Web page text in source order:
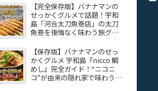
【完全保存版】バナナマンの
せっかくグルメで話題！宇和
島「河合太刀魚巻店」の太刀
魚巻を後悔なく味わう旅グル
【保存版】バナナマンのせっ
かくグルメ 宇和島『nicco 鯛
めし』完全ガイド！“ニコニ
コ”が由来の隠れ家で味わう感